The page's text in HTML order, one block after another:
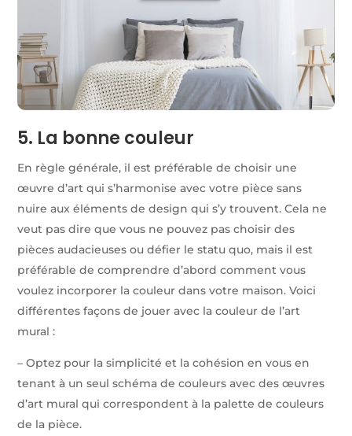
5. La bonne couleur
En règle générale, il est préférable de choisir une
œuvre d’art qui s’harmonise avec votre pièce sans
nuire aux éléments de design qui s’y trouvent. Cela ne
veut pas dire que vous ne pouvez pas choisir des
pièces audacieuses ou défier le statu quo, mais il est
préférable de comprendre d’abord comment vous
voulez incorporer la couleur dans votre maison. Voici
différentes façons de jouer avec la couleur de l’art
mural :
– Optez pour la simplicité et la cohésion en vous en
tenant à un seul schéma de couleurs avec des œuvres
d’art mural qui correspondent à la palette de couleurs
de la pièce.